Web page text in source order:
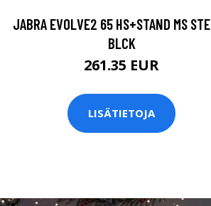
JABRA EVOLVE2 65 HS+STAND MS
BLCK
261.35 EUR
LISÄTIETOJA